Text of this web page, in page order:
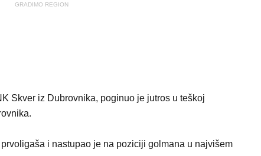
GRADIMO REGION
Skver iz Dubrovnika, poginuo je jutros u teškoj
i nastupao je na poziciji golmana u najvišem